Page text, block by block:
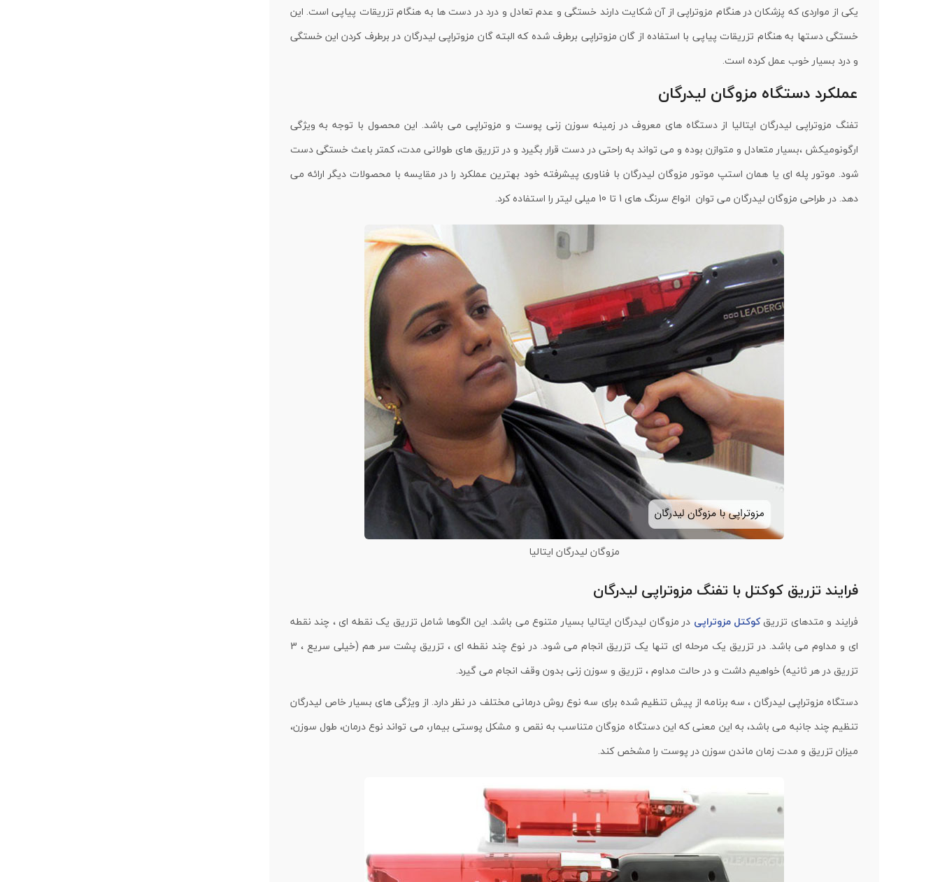
یکی از مواردی که پزشکان در هنگام مزوتراپی از آن شکایت دارند خستگی و عدم تعادل و درد در دست ها به هنگام تزریقات پیاپی است. این
خستگی دستها به هنگام تزریقات پیاپی با استفاده از گان مزوتراپی برطرف شده که البته گان مزوتراپی لیدرگان در برطرف کردن این خستگی
و درد بسیار خوب عمل کرده است.
عملکرد دستگاه مزوگان لیدرگان
تفنگ مزوتراپی لیدرگان ایتالیا از دستگاه های معروف در زمینه سوزن زنی پوست و مزوتراپی می باشد. این محصول با توجه به ویژگی
ارگونومیکش ،بسیار متعادل و متوازن بوده و می تواند به راحتی در دست قرار بگیرد و در تزریق های طولانی مدت، کمتر باعث خستگی دست
شود. موتور پله ای یا همان استپ موتور مزوگان لیدرگان با فناوری پیشرفته خود بهترین عملکرد را در مقایسه با محصولات دیگر ارائه می
دهد. در طراحی مزوگان لیدرگان می توان انواع سرنگ های 1 تا 10 میلی لیتر را استفاده کرد.
مزوگان لیدرگان ایتالیا
فرایند تزریق کوکتل با تفنگ مزوتراپی لیدرگان
فرایند و متدهای تزریقکوکتل مزوتراپی در مزوگان لیدرگان ایتالیا بسیار متنوع می باشد. این الگوها شامل تزریق یک نقطه ای ، چند نقطه
ای و مداوم می باشد. در تزریق یک مرحله ای تنها یک تزریق انجام می شود. در نوع چند نقطه ای ، تزریق پشت سر هم (خیلی سریع ، 3
تزریق در هر ثانیه) خواهیم داشت و در حالت مداوم ، تزریق و سوزن زنی بدون وقف انجام می گیرد.
دستگاه مزوتراپی لیدرگان ، سه برنامه از پیش تنظیم شده برای سه نوع روش درمانی مختلف در نظر دارد. از ویژگی های بسیار خاص لیدرگان
تنظیم چند جانبه می باشد، به این معنی که این دستگاه مزوگان متناسب به نقص و مشکل پوستی بیمار، می تواند نوع درمان، طول سوزن،
میزان تزریق و مدت زمان ماندن سوزن در پوست را مشخص کند.